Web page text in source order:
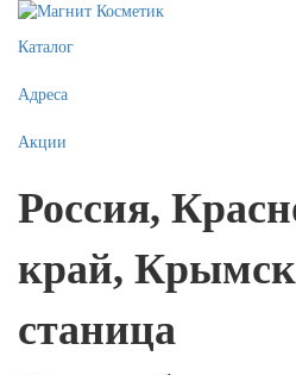
Каталог
Адреса
Акции
Россия,
край,
станица